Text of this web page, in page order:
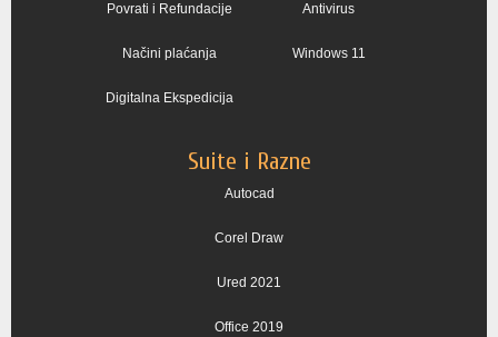
Povrati i Refundacije
Načini plaćanja
Digitalna Ekspedicija
Antivirus
Windows 11
Suite i Razne
Autocad
Corel Draw
Ured 2021
Office 2019